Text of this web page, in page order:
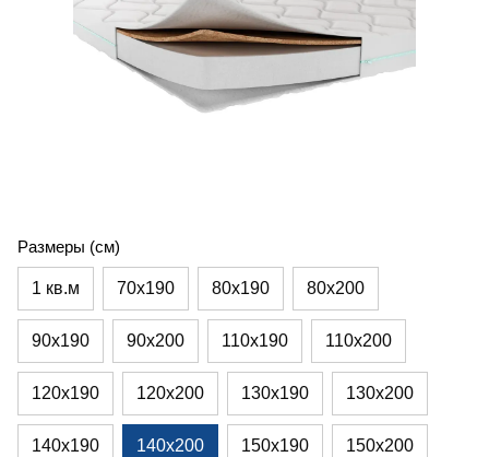
Размеры (см)
1 кв.м 70х190 80х190 80х200
90х190 90х200 110х190 110х200
120х190 120х200 130х190 130х200
140х190 140х200 150х190 150х200